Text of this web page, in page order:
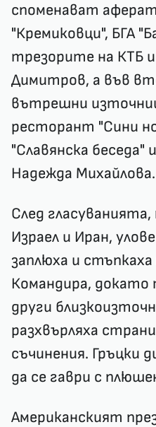
споменават
"Кремиковци", БГА
трезорите на КТБ и
Димитров, а във
вътрешни
ресторант "Сини
"Славянска беседа"
Надежда Михайлова.
След
Израел и Иран,
заплюха и
Командира, докато
други
разхвърляха
съчинения. Гръцки
да се гаври с
Американският